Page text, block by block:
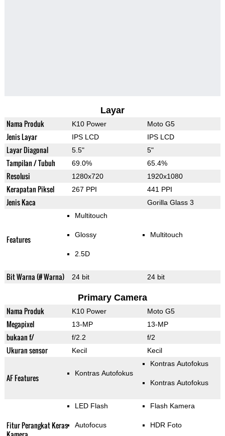
Layar
Nama Produk K10 Power Moto G5
Jenis Layar IPS LCD IPS LCD
Layar Diagonal 5.5" 5"
Tampilan / Tubuh 69.0% 65.4%
Resolusi 1280x720 1920x1080
Kerapatan Piksel 267 PPI 441 PPI
Jenis Kaca Gorilla Glass 3
Features
Multitouch
Glossy
2.5D
Multitouch
Bit Warna (# Warna) 24 bit 24 bit
Primary Camera
Nama Produk K10 Power Moto G5
Megapixel 13-MP 13-MP
bukaan f/ f/2.2 f/2
Ukuran sensor Kecil Kecil
AF Features Kontras Autofokus
Kontras Autofokus
Kontras Autofokus
Fitur Perangkat Keras
LED Flash
Autofocus
Flash Kamera
HDR Foto